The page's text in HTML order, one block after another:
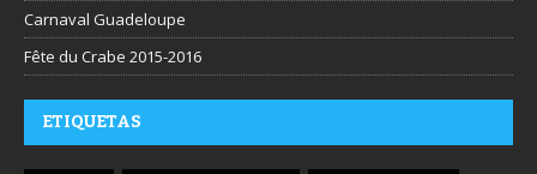
Carnaval Guadeloupe
Fête du Crabe 2015-2016
ETIQUETAS